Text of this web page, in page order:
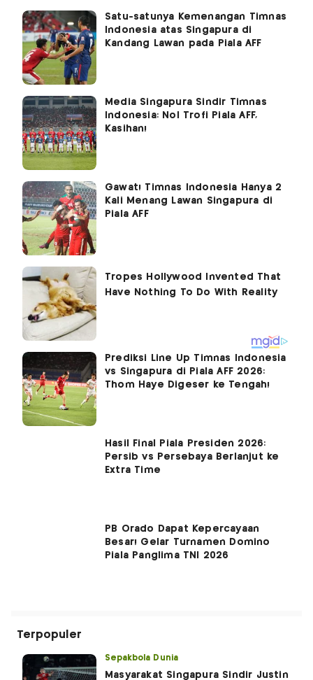
Satu-satunya Kemenangan Timnas
Indonesia atas Singapura di
Kandang Lawan pada Piala AFF
Media Singapura Sindir Timnas
Indonesia: Nol Trofi Piala AFF,
Kasihan!
Gawat! Timnas Indonesia Hanya 2
Kali Menang Lawan Singapura di
Piala AFF
Prediksi Line Up Timnas Indonesia
vs Singapura di Piala AFF 2026:
Thom Haye Digeser ke Tengah!
Hasil Final Piala Presiden 2026:
Persib vs Persebaya Berlanjut ke
Extra Time
PB Orado Dapat Kepercayaan
Besar! Gelar Turnamen Domino
Piala Panglima TNI 2026
Terpopuler
Sepakbola Dunia
Masyarakat Singapura Sindir Justin